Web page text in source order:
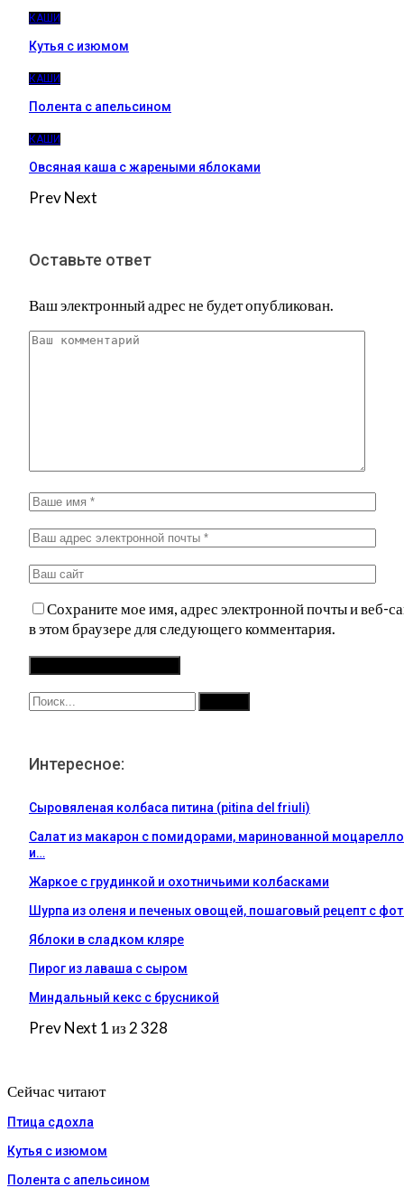
КАШИ
Кутья с изюмом
КАШИ
Полента с апельсином
КАШИ
Овсяная каша с жареными яблоками
PrevNext
Оставьте ответ
Ваш электронный адрес не будет опубликован.
Сохраните мое имя, адрес электронной почты и веб-
в этом браузере для следующего комментария.
Интересное:
Сыровяленая колбаса питина (pitina del friuli)
Салат из макарон с помидорами, маринованной
и…
Жаркое с грудинкой и охотничьими колбасками
Шурпа из оленя и печеных овощей, пошаговый рецепт с
Яблоки в сладком кляре
Пирог из лаваша с сыром
Миндальный кекс с брусникой
PrevNext 1 из 2 328
Сейчас читают
Птица сдохла
Кутья с изюмом
Полента с апельсином